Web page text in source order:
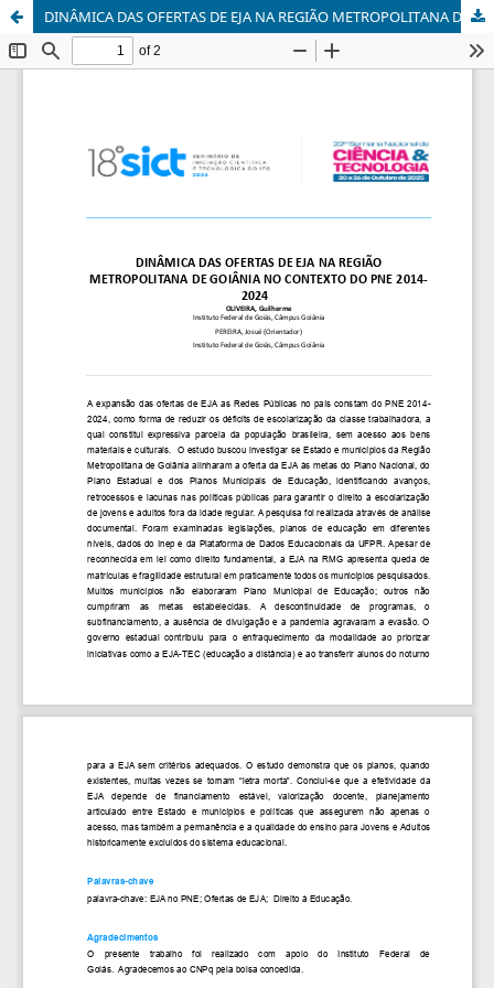
DINÂMICA DAS OFERTAS DE EJA NA REGIÃO METROPOLITANA DE GOIÂNIA NO CONTEXTO DO PNE 2014-2024